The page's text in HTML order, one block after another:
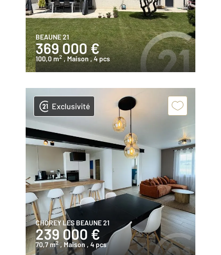
BEAUNE 21
369 000 €
100,0 m2 , Maison , 4 pcs
Exclusivité
CHOREY LES BEAUNE 21
239 000 €
70,7 m2 , Maison , 4 pcs